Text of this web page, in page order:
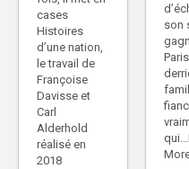
cases
Histoires
d’une nation,
le travail de
Françoise
Davisse et
Carl
Alderhold
réalisé en
2018
son